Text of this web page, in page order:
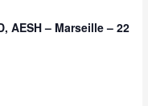
AESH – Marseille – 22